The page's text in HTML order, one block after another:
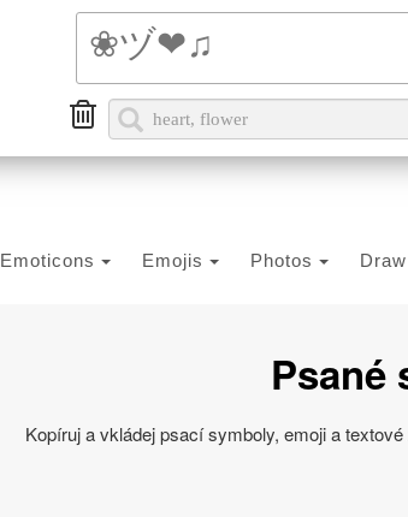
Emoticons Emojis Photos Draw
Psané
Kopíruj a vkládej psací symboly, emoji a